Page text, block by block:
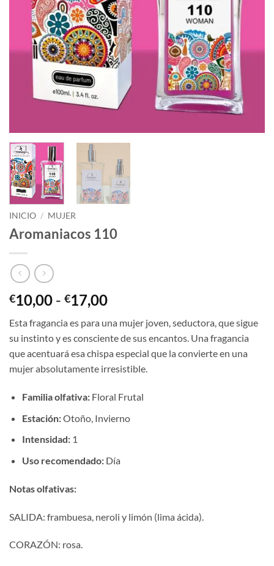
INICIO / MUJER
Aromaniacos 110
€10,00 - €17,00Rango
precios:
desde
€10,00
hasta
Esta fragancia es para una mujer joven, seductora, que sigue
su instinto y es consciente de sus encantos. Una fragancia
que acentuará esa chispa especial que la convierte en una
mujer absolutamente irresistible.
Familia olfativa:Floral Frutal
Estación:Otoño, Invierno
Intensidad:1
Uso recomendado:Día
Notas olfativas:
SALIDA: frambuesa, neroli y limón (lima ácida).
CORAZÓN: rosa.